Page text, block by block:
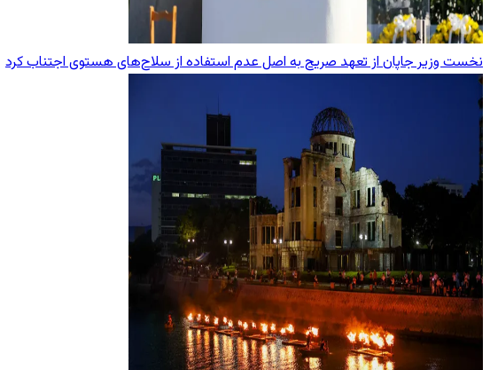
نخست وزیر جاپان از تعهد صریح به اصل عدم استفاده از سلاح‌های هستوی اجتناب کرد